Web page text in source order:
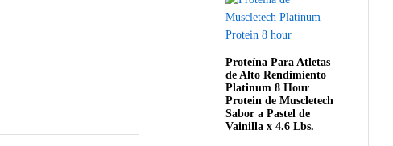
Proteína Para Atletas
de Alto Rendimiento
Platinum 8 Hour
Protein de Muscletech
Sabor a Pastel de
Vainilla x 4.6 Lbs.